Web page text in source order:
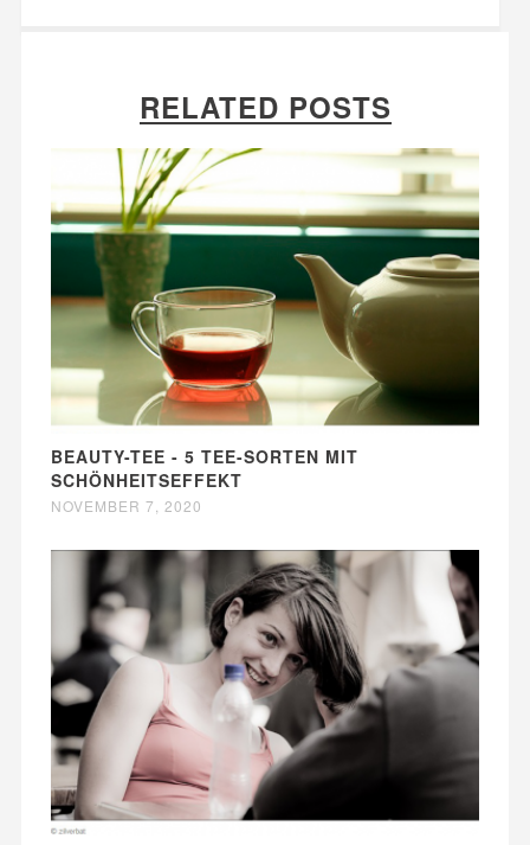
RELATED POSTS
BEAUTY-TEE - 5 TEE-SORTEN MIT
SCHÖNHEITSEFFEKT
NOVEMBER 7, 2020